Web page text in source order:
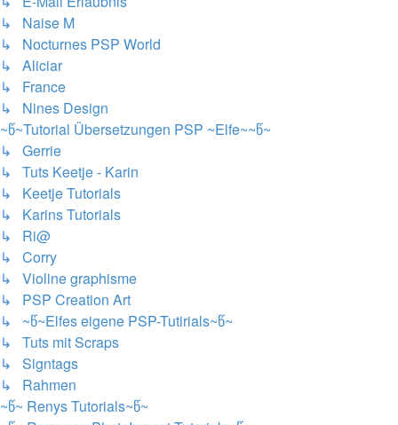
↳ Naise M
↳ Nocturnes PSP World
↳ Aliciar
↳ France
↳ Nines Design
~წ~Tutorial Übersetzungen PSP ~Elfe~~წ~
↳ Gerrie
↳ Tuts Keetje - Karin
↳ Keetje Tutorials
↳ Karins Tutorials
↳ Ri@
↳ Corry
↳ Violine graphisme
↳ PSP Creation Art
↳ ~წ~Elfes eigene PSP-Tutirials~წ~
↳ Tuts mit Scraps
↳ Signtags
↳ Rahmen
~წ~ Renys Tutorials~წ~